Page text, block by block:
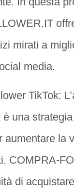
mirati a
media.
TikTok:
è una
aumentare la
COMPRA-
di